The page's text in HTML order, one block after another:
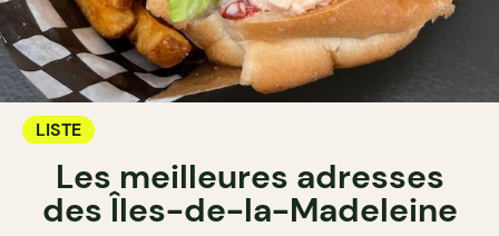
LISTE
Les meilleures adresses
des Îles-de-la-Madeleine